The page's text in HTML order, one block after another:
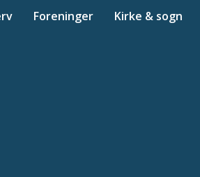
Foreninger Kirke & sogn